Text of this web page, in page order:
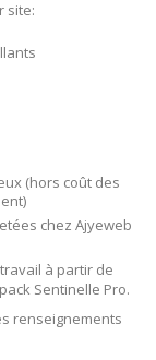
site:
(hors coût des
chez Ajyeweb
à partir de
Sentinelle Pro.
renseignements